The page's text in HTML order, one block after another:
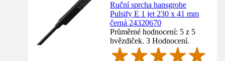
Ruční sprcha hansgrohe
Pulsify E 1 jet 230 x 41 mm
černá 24320670
Průměrné hodnocení: 5 z 5
hvězdiček. 3 Hodnocení.